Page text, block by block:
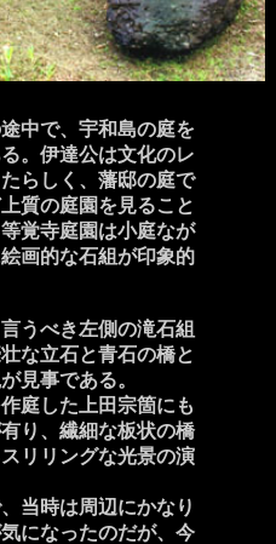
中で、宇和島の庭を
。伊達公は文化のレ
らしく、藩邸の庭で
質の庭園を見ること
覚寺庭園は小庭なが
画的な石組が印象的
うべき左側の滝石組
な立石と青石の橋と
見事である。
庭した上田宗箇にも
り、繊細な板状の橋
リリングな光景の演
当時は周辺にかなり
になったのだが、今